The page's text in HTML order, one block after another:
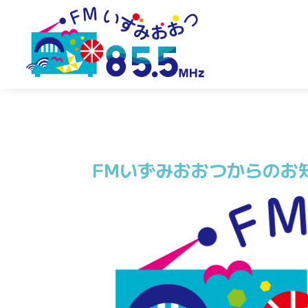
FMいずみおおつからのお